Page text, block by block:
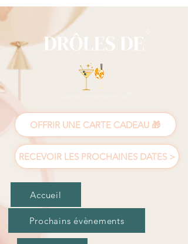
OFFRIR UNE CARTE CADEAU 🎁
RECEVOIR LES PROCHAINES DATES >
Accueil
Prochains évènements